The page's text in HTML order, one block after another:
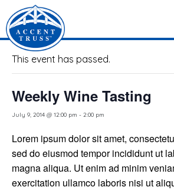
« All Events
This event has passed.
Weekly Wine Tasting
July 9, 2014 @ 12:00 pm - 2:00 pm
Lorem ipsum dolor sit amet,
sed do eiusmod tempor incididunt ut
magna aliqua. Ut enim ad minim
exercitation ullamco laboris nisi ut